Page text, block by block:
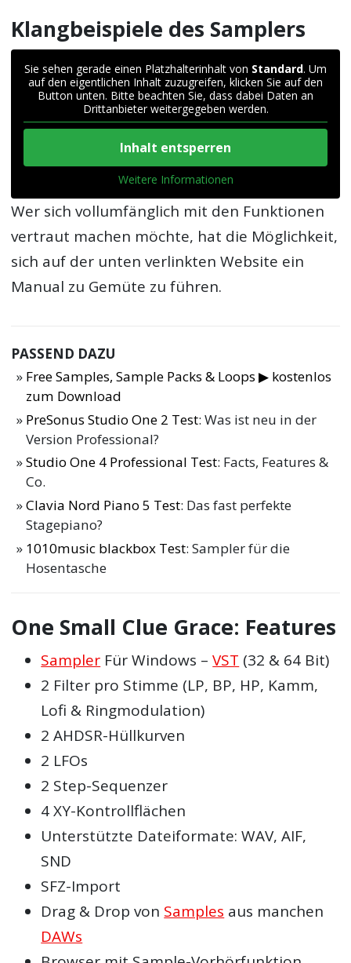
Klangbeispiele des Samplers
Sie sehen gerade einen Platzhalterinhalt von Standard. Um
auf den eigentlichen Inhalt zuzugreifen, klicken Sie auf den
Button unten. Bitte beachten Sie, dass dabei Daten an
Drittanbieter weitergegeben werden.
Inhalt entsperren
Weitere Informationen
Wer sich vollumfänglich mit den Funktionen
vertraut machen möchte, hat die Möglichkeit,
sich auf der unten verlinkten Website ein
Manual zu Gemüte zu führen.
PASSEND DAZU
Free Samples, Sample Packs & Loops ▶ kostenlos
zum Download
PreSonus Studio One 2 Test: Was ist neu in der
Version Professional?
Studio One 4 Professional Test: Facts, Features &
Co.
Clavia Nord Piano 5 Test: Das fast perfekte
Stagepiano?
1010music blackbox Test: Sampler für die
Hosentasche
One Small Clue Grace: Features
Sampler Für Windows –VST (32 & 64 Bit)
2 Filter pro Stimme (LP, BP, HP, Kamm,
Lofi & Ringmodulation)
2 AHDSR-Hüllkurven
2 LFOs
2 Step-Sequenzer
4 XY-Kontrollflächen
Unterstützte Dateiformate: WAV, AIF,
SND
SFZ-Import
Drag & Drop von Samples aus manchen
DAWs